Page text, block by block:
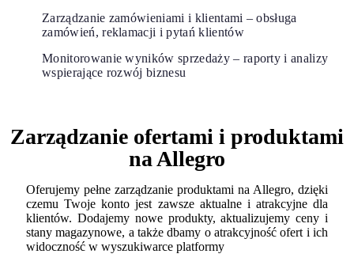
Zarządzanie zamówieniami i klientami – obsługa
zamówień, reklamacji i pytań klientów
Monitorowanie wyników sprzedaży – raporty i analizy
wspierające rozwój biznesu
Zarządzanie ofertami i produktami
na Allegro
Oferujemy pełne zarządzanie produktami na Allegro, dzięki
czemu Twoje konto jest zawsze aktualne i atrakcyjne dla
klientów. Dodajemy nowe produkty, aktualizujemy ceny i
stany magazynowe, a także dbamy o atrakcyjność ofert i ich
widoczność w wyszukiwarce platformy